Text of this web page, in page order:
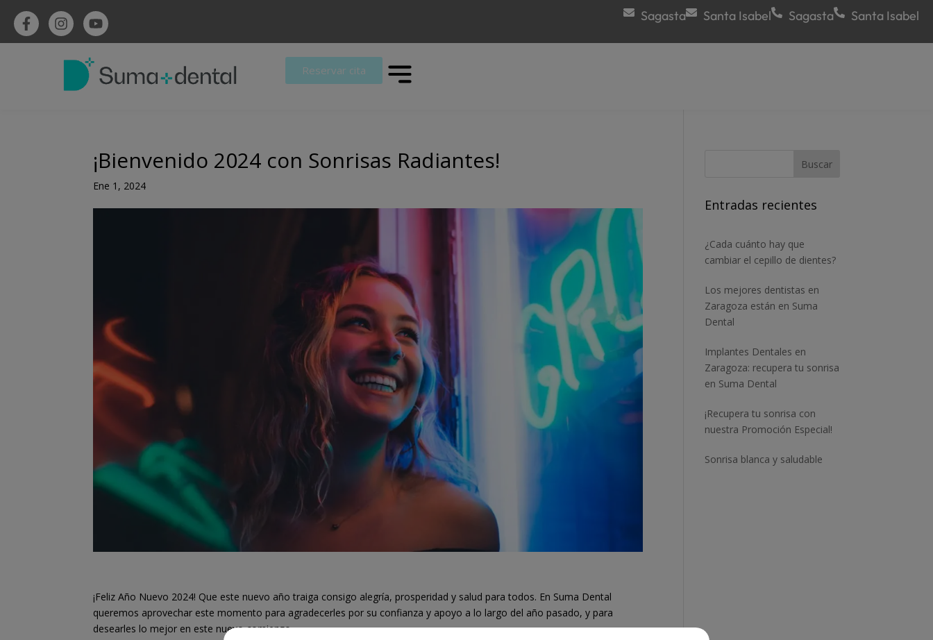
Sagasta Santa Isabel Sagasta Santa Isabel
Reservar cita
¡Bienvenido 2024 con Sonrisas Radiantes!
Ene 1, 2024
¡Feliz Año Nuevo 2024! Que este nuevo año traiga consigo alegría, prosperidad y salud para todos. En Suma Dental
queremos aprovechar este momento para agradecerles por su confianza y apoyo a lo largo del año pasado, y para
desearles lo mejor en este nuevo comienzo.
Entradas recientes
¿Cada cuánto hay que
cambiar el cepillo de dientes?
Los mejores dentistas en
Zaragoza están en Suma
Dental
Implantes Dentales en
Zaragoza: recupera tu sonrisa
en Suma Dental
¡Recupera tu sonrisa con
nuestra Promoción Especial!
Sonrisa blanca y saludable